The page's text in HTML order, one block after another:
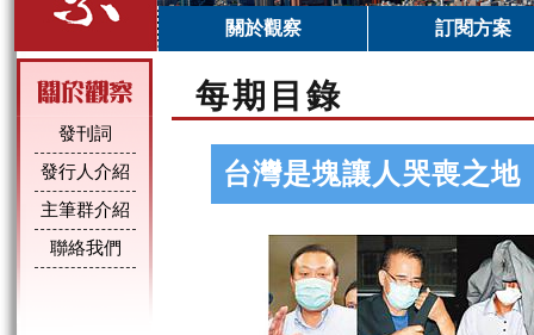
關於觀察 訂閱方案
發刊詞
發行人介紹
主筆群介紹
聯絡我們
每期目錄
台灣是塊讓人哭喪之地